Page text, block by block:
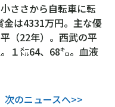
ささから自転車に転
は4331万円。主な優
（22年）。西武の平
１㍍64、68㌔。血液
次のニュースへ>>